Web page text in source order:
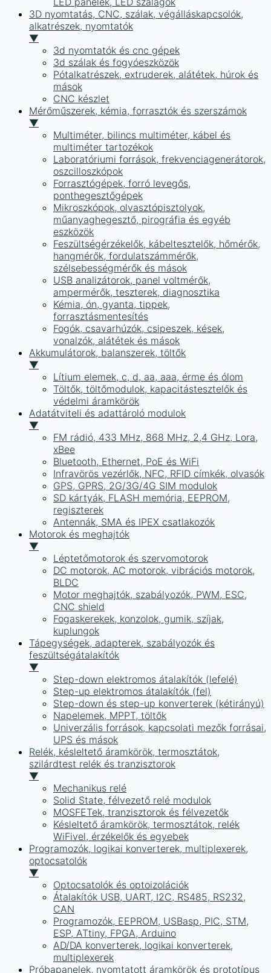
3D nyomtatás, CNC, szálak, végálláskapcsolók,
alkatrészek, nyomtatók
▼
3d nyomtatók és cnc gépek
3d szálak és fogyóeszközök
Pótalkatrészek, extruderek, alátétek, húrok és
mások
CNC készlet
Mérőműszerek, kémia, forrasztók és szerszámok
▼
Multiméter, bilincs multiméter, kábel és
multiméter tartozékok
Laboratóriumi források, frekvenciagenerátorok,
oszcilloszkópok
Forrasztógépek, forró levegős,
ponthegesztőgépek
Mikroszkópok, olvasztópisztolyok,
műanyaghegesztő, pirográfia és egyéb
eszközök
Feszültségérzékelők, kábeltesztelők, hőmérők,
hangmérők, fordulatszámmérők,
szélsebességmérők és mások
USB analizátorok, panel voltmérők,
ampermérők, teszterek, diagnosztika
Kémia, ón, gyanta, tippek,
forrasztásmentesítés
Fogók, csavarhúzók, csipeszek, kések,
vonalzók, alátétek és mások
Akkumulátorok, balanszerek, töltők
▼
Lítium elemek, c, d, aa, aaa, érme és ólom
Töltők, töltőmodulok, kapacitástesztelők és
védelmi áramkörök
Adatátviteli és adattároló modulok
▼
FM rádió, 433 MHz, 868 MHz, 2,4 GHz, Lora,
xBee
Bluetooth, Ethernet, PoE és WiFi
Infravörös vezérlők, NFC, RFID címkék, olvasók
GPS, GPRS, 2G/3G/4G SIM modulok
SD kártyák, FLASH memória, EEPROM,
regiszterek
Antennák, SMA és IPEX csatlakozók
Motorok és meghajtók
▼
Léptetőmotorok és szervomotorok
DC motorok, AC motorok, vibrációs motorok,
BLDC
Motor meghajtók, szabályozók, PWM, ESC,
CNC shield
Fogaskerekek, konzolok, gumik, szíjak,
kuplungok
Tápegységek, adapterek, szabályozók és
feszültségátalakítók
▼
Step-down elektromos átalakítók (lefelé)
Step-up elektromos átalakítók (fel)
Step-down és step-up konverterek (kétirányú)
Napelemek, MPPT, töltők
Univerzális források, kapcsolati mezők forrásai,
UPS és mások
Relék, késleltető áramkörök, termosztátok,
szilárdtest relék és tranzisztorok
▼
Mechanikus relé
Solid State, félvezető relé modulok
MOSFETek, tranzisztorok és félvezetők
Késleltető áramkörök, termosztátok, relék
WiFivel, érzékelők és egyebek
Programozók, logikai konverterek, multiplexerek,
optocsatolók
▼
Optocsatolók és optoizolációk
Átalakítók USB, UART, I2C, RS485, RS232,
CAN
Programozók, EEPROM, USBasp, PIC, STM,
ESP, ATtiny, FPGA, Arduino
AD/DA konverterek, logikai konverterek,
multiplexerek
Próbapanelek, nyomtatott áramkörök és prototípus